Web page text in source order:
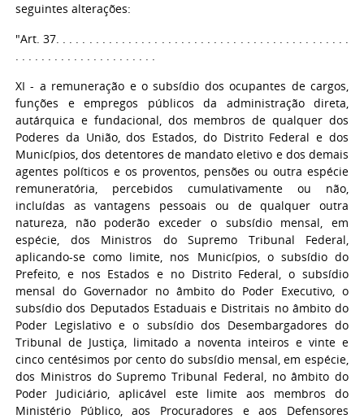
seguintes alterações:
"Art. 37. . . . . . . . . . . . . . . . . . . . . . . . . . . . . . . . . . . . . . . . . . . . .
. . . . . . . . . . . . . . . . . . . . . .
XI - a remuneração e o subsídio dos ocupantes de cargos,
funções e empregos públicos da administração direta,
autárquica e fundacional, dos membros de qualquer dos
Poderes da União, dos Estados, do Distrito Federal e dos
Municípios, dos detentores de mandato eletivo e dos demais
agentes políticos e os proventos, pensões ou outra espécie
remuneratória, percebidos cumulativamente ou não,
incluídas as vantagens pessoais ou de qualquer outra
natureza, não poderão exceder o subsídio mensal, em
espécie, dos Ministros do Supremo Tribunal Federal,
aplicando-se como limite, nos Municípios, o subsídio do
Prefeito, e nos Estados e no Distrito Federal, o subsídio
mensal do Governador no âmbito do Poder Executivo, o
subsídio dos Deputados Estaduais e Distritais no âmbito do
Poder Legislativo e o subsídio dos Desembargadores do
Tribunal de Justiça, limitado a noventa inteiros e vinte e
cinco centésimos por cento do subsídio mensal, em espécie,
dos Ministros do Supremo Tribunal Federal, no âmbito do
Poder Judiciário, aplicável este limite aos membros do
Ministério Público, aos Procuradores e aos Defensores